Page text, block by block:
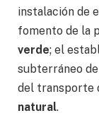
instalación de
fomento de la
verde; el
subterráneo
del transporte
natural.